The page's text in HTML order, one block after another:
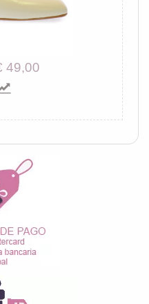
49,00